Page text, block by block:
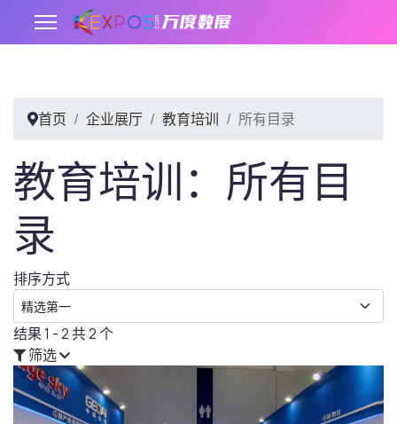
首页 企业展厅 教育培训 所有目录
教育培训：所有目
录
排序方式
结果 1 - 2 共 2 个
筛选